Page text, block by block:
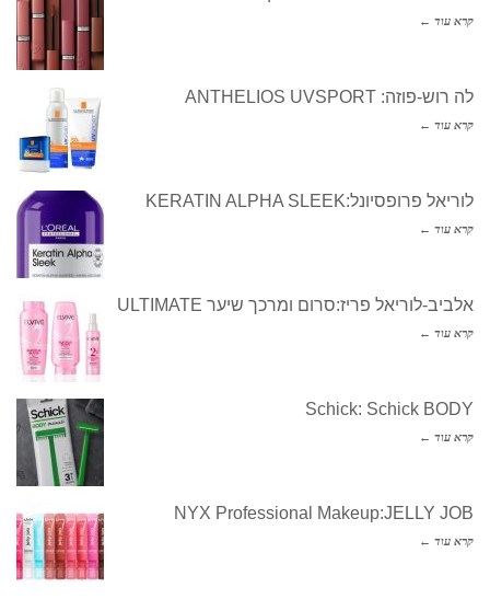
קרא עוד ←
לה רוש-פוזה: ANTHELIOS UVSPORT
קרא עוד ←
לוריאל פרופסיונל:KERATIN ALPHA SLEEK
קרא עוד ←
אלביב-לוריאל פריז:סרום ומרכך שיער ULTIMATE
קרא עוד ←
Schick: Schick BODY
קרא עוד ←
NYX Professional Makeup:JELLY JOB
קרא עוד ←